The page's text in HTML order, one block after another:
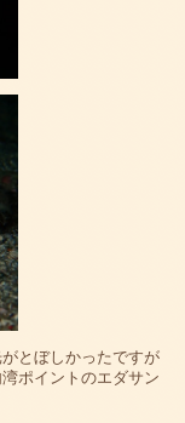
とぼしかったですが
ポイントのエダサン